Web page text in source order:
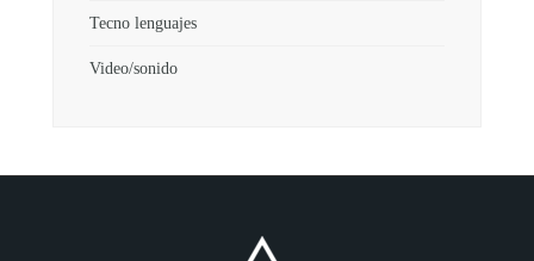
Tecno lenguajes
Video/sonido